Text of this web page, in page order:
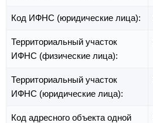
Код ИФНС (юридические лица):
Территориальный участок
ИФНС (физические лица):
Территориальный участок
ИФНС (юридические лица):
Код адресного объекта одной